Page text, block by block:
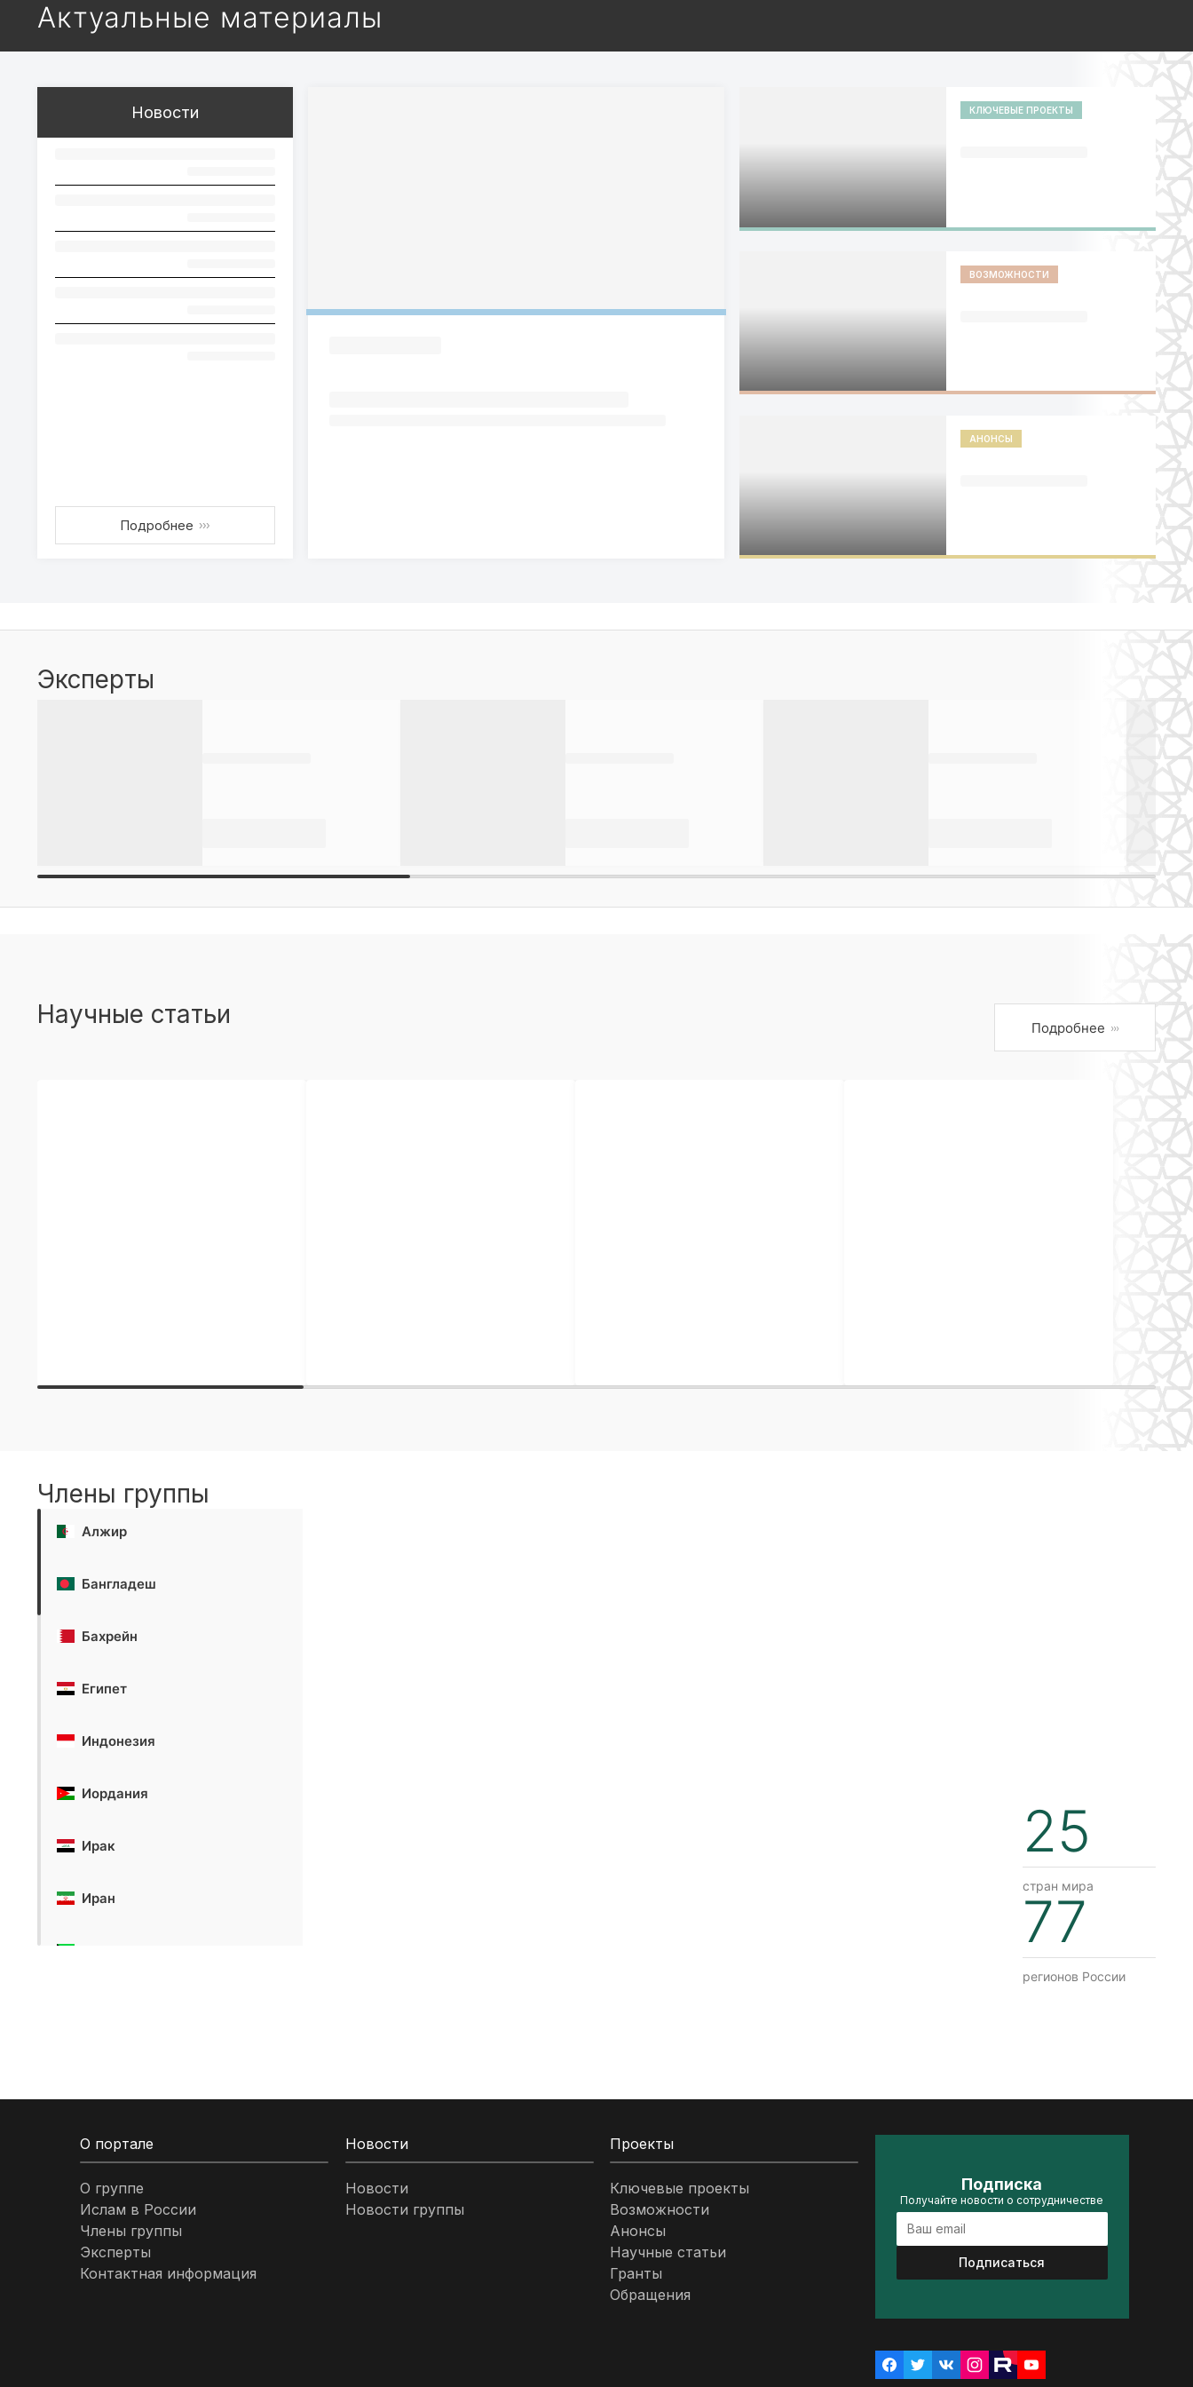
Актуальные материалы
Новости
Подробнее ›››
КЛЮЧЕВЫЕ ПРОЕКТЫ
ВОЗМОЖНОСТИ
АНОНСЫ
Эксперты
Научные статьи Подробнее ›››
Члены группы
Алжир
Бангладеш
Бахрейн
Египет
Индонезия
Иордания
Ирак
Иран
Малайзия
Марокко
Нигерия
25
стран мира
77
регионов России
О портале
О группе
Ислам в России
Члены группы
Эксперты
Контактная информация
Новости
Новости
Новости группы
Проекты
Ключевые проекты
Возможности
Анонсы
Научные статьи
Гранты
Обращения
Подписка
Получайте новости о сотрудничестве
Подписаться